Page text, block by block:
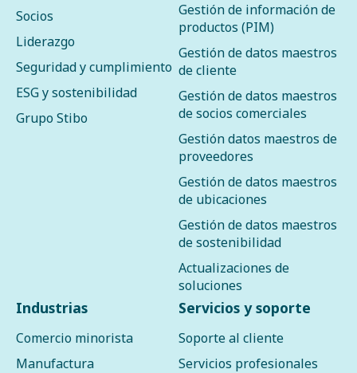
Socios
Liderazgo
Seguridad y cumplimiento
ESG y sostenibilidad
Grupo Stibo
Gestión de información de
productos (PIM)
Gestión de datos maestros
de cliente
Gestión de datos maestros
de socios comerciales
Gestión datos maestros de
proveedores
Gestión de datos maestros
de ubicaciones
Gestión de datos maestros
de sostenibilidad
Actualizaciones de
soluciones
Industrias
Comercio minorista
Manufactura
Servicios y soporte
Soporte al cliente
Servicios profesionales